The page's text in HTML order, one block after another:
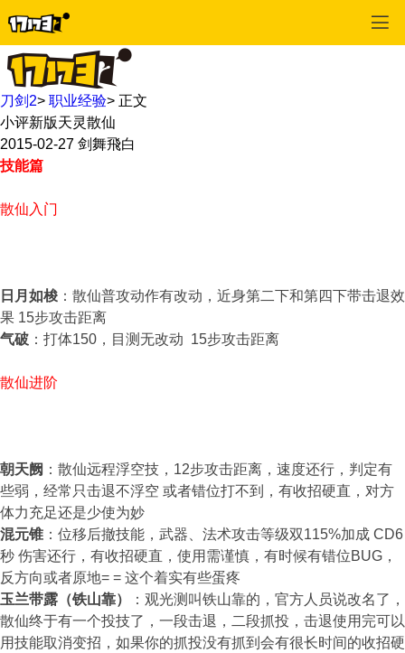
刀剑2> 职业经验> 正文
小评新版天灵散仙
2015-02-27 剑舞飛白
技能篇
散仙入门
日月如梭 ：散仙普攻动作有改动，近身第二下和第四下带击退效
果 15步攻击距离
气破 ：打体150，目测无改动 15步攻击距离
散仙进阶
朝天阙 ：散仙远程浮空技，12步攻击距离，速度还行，判定有
些弱，经常只击退不浮空 或者错位打不到，有收招硬直，对方
体力充足还是少使为妙
混元锥 ：位移后撤技能，武器、法术攻击等级双115%加成 CD6
秒 伤害还行，有收招硬直，使用需谨慎，有时候有错位BUG，
反方向或者原地= = 这个着实有些蛋疼
玉兰带露（铁山靠）
：观光测叫铁山靠的，官方人员说改名了，
散仙终于有一个投技了，一段击退，二段抓投，击退使用完可以
用技能取消变招，如果你的抓投没有抓到会有很长时间的收招硬